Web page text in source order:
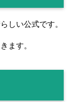
しい公式です。
ます。